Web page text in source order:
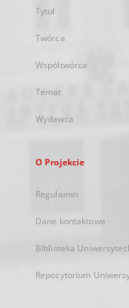
Tytuł
Twórca
Współtwórca
Temat
Wydawca
O Projekcie
Regulamin
Dane kontaktowe
Biblioteka
Repozytorium